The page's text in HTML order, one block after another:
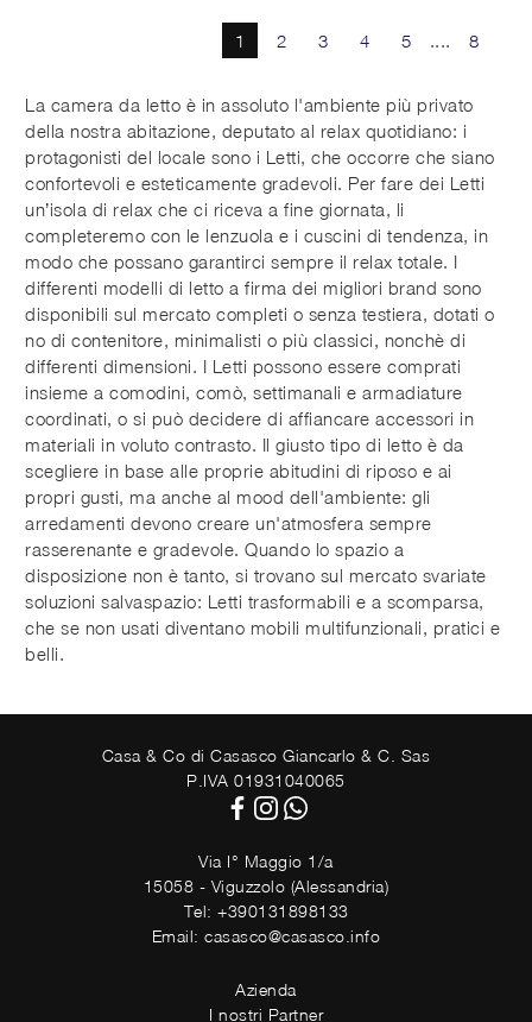
1 2 3 4 5 .... 8
La camera da letto è in assoluto l'ambiente più privato
della nostra abitazione, deputato al relax quotidiano: i
protagonisti del locale sono i Letti, che occorre che siano
confortevoli e esteticamente gradevoli. Per fare dei Letti
un’isola di relax che ci riceva a fine giornata, li
completeremo con le lenzuola e i cuscini di tendenza, in
modo che possano garantirci sempre il relax totale. I
differenti modelli di letto a firma dei migliori brand sono
disponibili sul mercato completi o senza testiera, dotati o
no di contenitore, minimalisti o più classici, nonchè di
differenti dimensioni. I Letti possono essere comprati
insieme a comodini, comò, settimanali e armadiature
coordinati, o si può decidere di affiancare accessori in
materiali in voluto contrasto. Il giusto tipo di letto è da
scegliere in base alle proprie abitudini di riposo e ai
propri gusti, ma anche al mood dell'ambiente: gli
arredamenti devono creare un'atmosfera sempre
rasserenante e gradevole. Quando lo spazio a
disposizione non è tanto, si trovano sul mercato svariate
soluzioni salvaspazio: Letti trasformabili e a scomparsa,
che se non usati diventano mobili multifunzionali, pratici e
belli.
Casa & Co di Casasco Giancarlo & C. Sas
P.IVA 01931040065
Via I° Maggio 1/a
15058 - Viguzzolo (Alessandria)
Tel: +390131898133
Email: casasco@casasco.info
Azienda
I nostri Partner